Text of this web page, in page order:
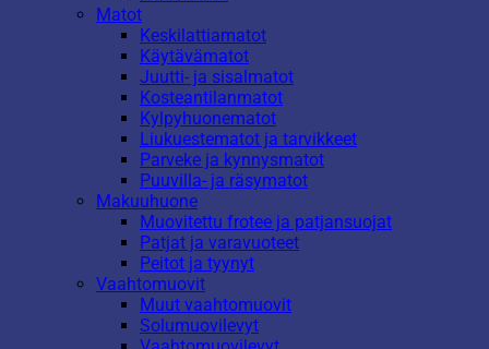
Matot
Keskilattiamatot
Käytävämatot
Juutti- ja sisalmatot
Kosteantilanmatot
Kylpyhuonematot
Liukuestematot ja tarvikkeet
Parveke ja kynnysmatot
Puuvilla- ja räsymatot
Makuuhuone
Muovitettu frotee ja patjansuojat
Patjat ja varavuoteet
Peitot ja tyynyt
Vaahtomuovit
Muut vaahtomuovit
Solumuovilevyt